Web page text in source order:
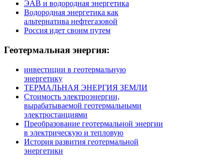
ЭАВ и водородная энергетика
Водородная энергетика как
альтернатива нефтегазовой
Россия идет своим путем
Геотермальная энергия:
инвестиции в геотермальную
энергетику
ТЕРМАЛЬНАЯ ЭНЕРГИЯ ЗЕМЛИ
Стоимость электроэнергии,
вырабатываемой геотермальными
электростанциями
Преобразование геотермальной энергии
в электрическую и тепловую
История развития геотермальной
энергетики